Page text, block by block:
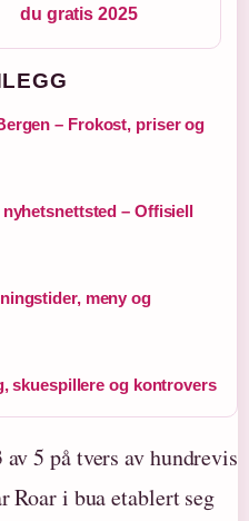
du gratis 2025
– Frokost, priser og
– Offisiell
meny og
skuespillere og kontrovers
5 på tvers av hundrevis
Roar i bua etablert seg